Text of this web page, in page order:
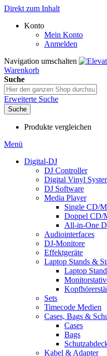
Direkt zum Inhalt
Konto
Mein Konto
Anmelden
Navigation umschalten
Warenkorb
Suche
Erweiterte Suche
Suche
Produkte vergleichen
Menü
Digital-DJ
DJ Controller
Digital Vinyl
DJ Software
Media Player
Single CD/
Doppel CD/
All-in-One
Audiointerfaces
DJ-Monitore
Effektgeräte
Laptop Stands &
Laptop
Sets
Timecode Medien
Cases, Bags &
Cases
Bags
Kabel & Adapter